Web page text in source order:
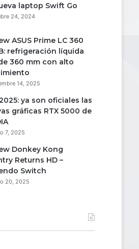
laptop Swift Go
24, 2024
ASUS Prime LC 360
refrigeración líquida
360 mm con alto
14, 2025
2025: ya son oficiales las
gráficas RTX 5000 de
7, 2025
Donkey Kong
Returns HD –
Switch
20, 2025